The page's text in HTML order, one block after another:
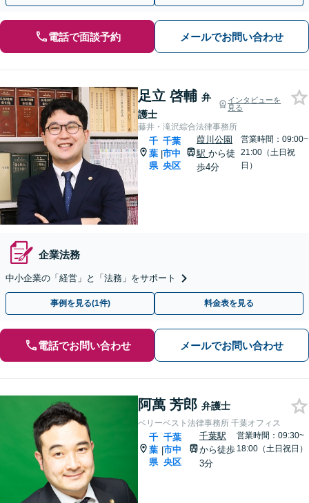
電話で面談予約 メールでお問い合わせ
足立 啓輔 弁
護士
インタビューを
見る
藤井・滝沢綜合法律事務所
千
葉
県
|
千葉
市中
央区
葭川公園
駅から徒
歩4分
営業時間：09:00~
21:00（土日祝
日）
企業法務
中小企業の「経営」と「法務」をサポート
事例を見る(1件) 料金表を見る
電話でお問い合わせ メールでお問い合わせ
阿萬 芳郎 弁護士
ベリーベスト法律事務所 千葉オフィス
千
葉
県
|
千葉
市中
央区
千葉駅
から徒歩
3分
営業時間：09:30~
18:00（土日祝日）